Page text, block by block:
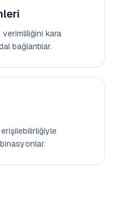
kara
bağlantılar.
erişilebilirliğiyle